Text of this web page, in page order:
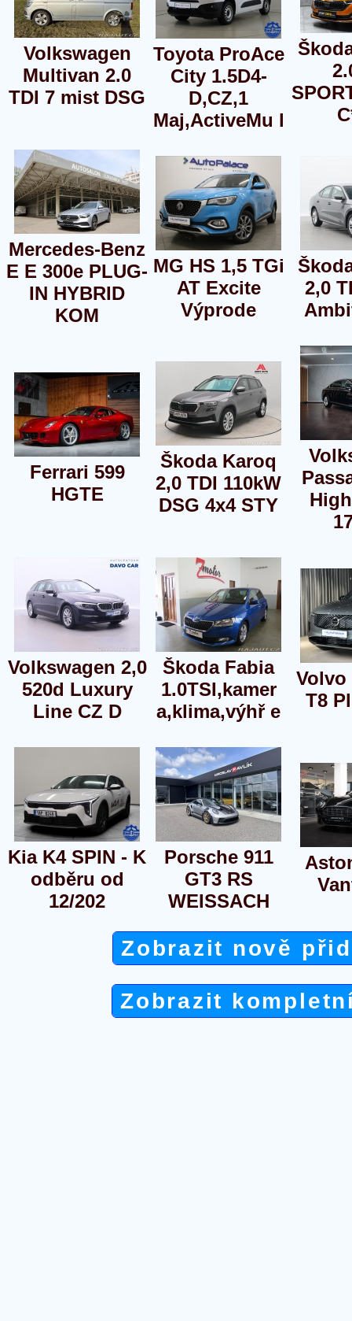
Volkswagen
Multivan 2.0
TDI 7 mist DSG
Toyota ProAce
City 1.5D4-
D,CZ,1
Maj,ActiveMu l
Mercedes-Benz
E E 300e PLUG-
IN HYBRID
KOM
MG HS 1,5 TGi
AT Excite
Výprode
2,0
Ferrari 599
HGTE
Škoda Karoq
2,0 TDI 110kW
DSG 4x4 STY
Volkswagen 2,0
520d Luxury
Line CZ D
Škoda Fabia
1.0TSI,kamer
a,klima,výhř e
Volvo
T8
Kia K4 SPIN - K
odběru od
12/202
Porsche 911
GT3 RS
WEISSACH
Zobrazit nově
Zobrazit